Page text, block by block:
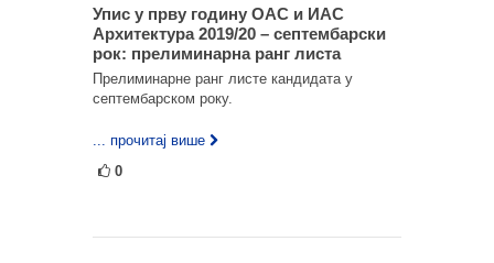
Упис у прву годину ОАС и ИАС
Архитектура 2019/20 – септембарски
рок: прелиминарна ранг листа
Прелиминарне ранг листе кандидата у
септембарском року.
... прочитај више
0